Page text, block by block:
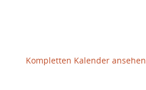
Kompletten Kalender ansehen